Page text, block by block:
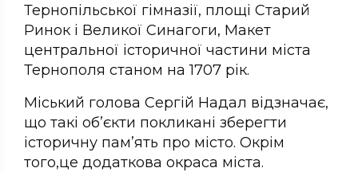
Тернопільської гімназії, площі Старий
Ринок і Великої Синагоги, Макет
центральної історичної частини міста
Тернополя станом на 1707 рік.
Міський голова Сергій Надал відзначає,
що такі об’єкти покликані зберегти
історичну пам’ять про місто. Окрім
того,це додаткова окраса міста.